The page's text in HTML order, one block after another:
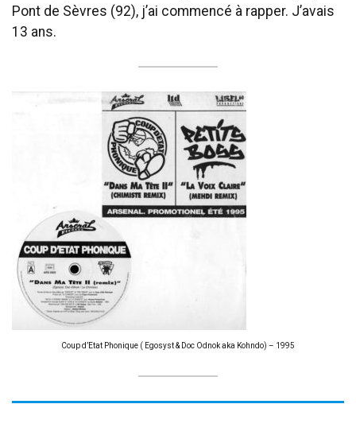
Pont de Sèvres (92), j’ai commencé à rapper. J’avais
13 ans.
Coup d’Etat Phonique ( Egosyst & Doc Odnok aka Kohndo) – 1995